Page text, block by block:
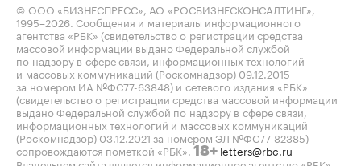
© ООО «БИЗНЕСПРЕСС», АО «РОСБИЗНЕСКОНСАЛТИНГ»,
1995–2026. Сообщения и материалы информационного
агентства «РБК» (свидетельство о регистрации средства
массовой информации выдано Федеральной службой
по надзору в сфере связи, информационных технологий
и массовых коммуникаций (Роскомнадзор) 09.12.2015
за номером ИА №ФС77-63848) и сетевого издания «РБК»
(свидетельство о регистрации средства массовой информации
выдано Федеральной службой по надзору в сфере связи,
информационных технологий и массовых коммуникаций
(Роскомнадзор) 03.12.2021 за номером ЭЛ №ФС77-82385)
сопровождаются пометкой «РБК». 18+ letters@rbc.ru